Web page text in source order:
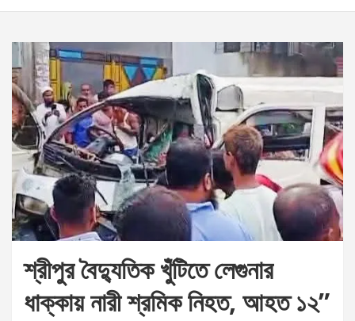
শ্রীপুর বৈদ্যুতিক খুঁটিতে লেগুনার
ধাক্কায় নারী শ্রমিক নিহত, আহত ১২”